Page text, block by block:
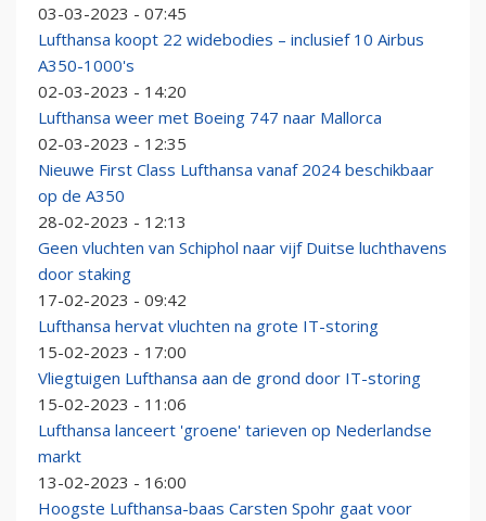
03-03-2023 - 07:45
Lufthansa koopt 22 widebodies – inclusief 10 Airbus
A350-1000's
02-03-2023 - 14:20
Lufthansa weer met Boeing 747 naar Mallorca
02-03-2023 - 12:35
Nieuwe First Class Lufthansa vanaf 2024 beschikbaar
op de A350
28-02-2023 - 12:13
Geen vluchten van Schiphol naar vijf Duitse luchthavens
door staking
17-02-2023 - 09:42
Lufthansa hervat vluchten na grote IT-storing
15-02-2023 - 17:00
Vliegtuigen Lufthansa aan de grond door IT-storing
15-02-2023 - 11:06
Lufthansa lanceert 'groene' tarieven op Nederlandse
markt
13-02-2023 - 16:00
Hoogste Lufthansa-baas Carsten Spohr gaat voor